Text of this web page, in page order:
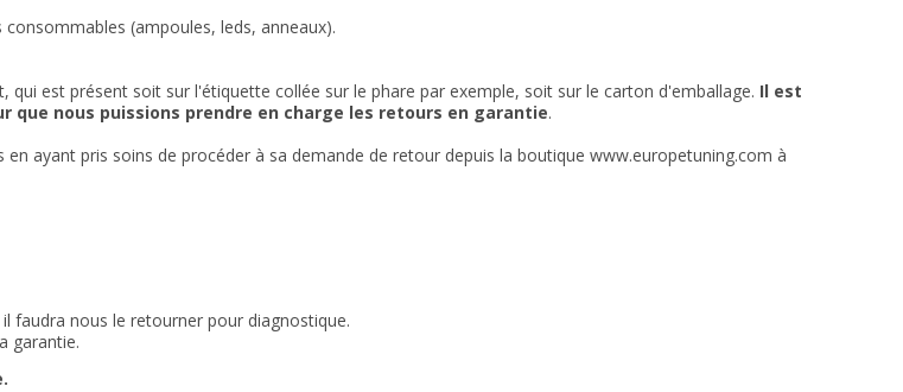
(ampoules, leds, anneaux).
est présent soit sur l'étiquette collée sur le phare par exemple, soit sur le carton d'emballage. Il est
nous puissions prendre en charge les retours en garantie.
ayant pris soins de procéder à sa demande de retour depuis la boutique www.europetuning.com à
faudra nous le retourner pour diagnostique.
garantie.